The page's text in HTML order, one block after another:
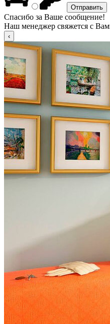
Спасибо за Ваше сообщение!
Наш менеджер свяжется с